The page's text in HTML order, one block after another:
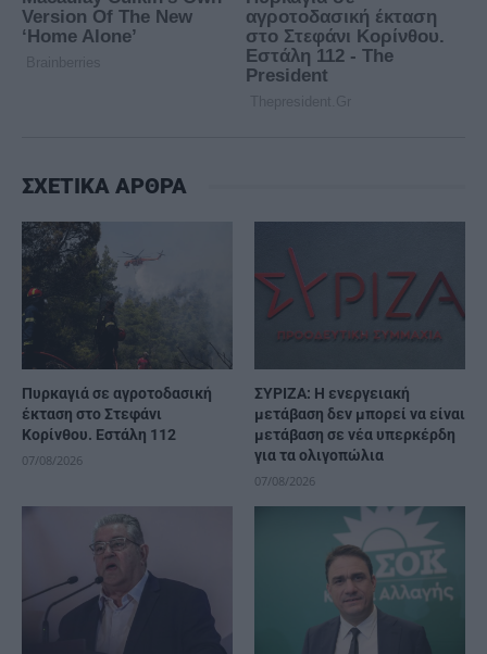
ΣΧΕΤΙΚΑ ΑΡΘΡΑ
Πυρκαγιά σε αγροτοδασική
έκταση στο Στεφάνι
Κορίνθου. Εστάλη 112
07/08/2026
ΣΥΡΙΖΑ: Η ενεργειακή
μετάβαση δεν μπορεί να είναι
μετάβαση σε νέα υπερκέρδη
για τα ολιγοπώλια
07/08/2026